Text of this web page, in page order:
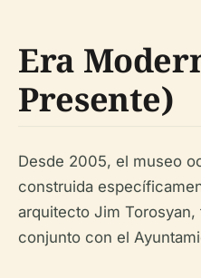
Era
Presente)
Desde 2005, el museo
construida
arquitecto Jim
conjunto con el